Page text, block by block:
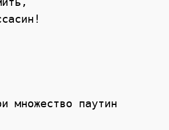
множество паутин